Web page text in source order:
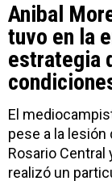
Anibal
tuvo en la
estrategia
El
pese a la
Rosario Central
realizó un